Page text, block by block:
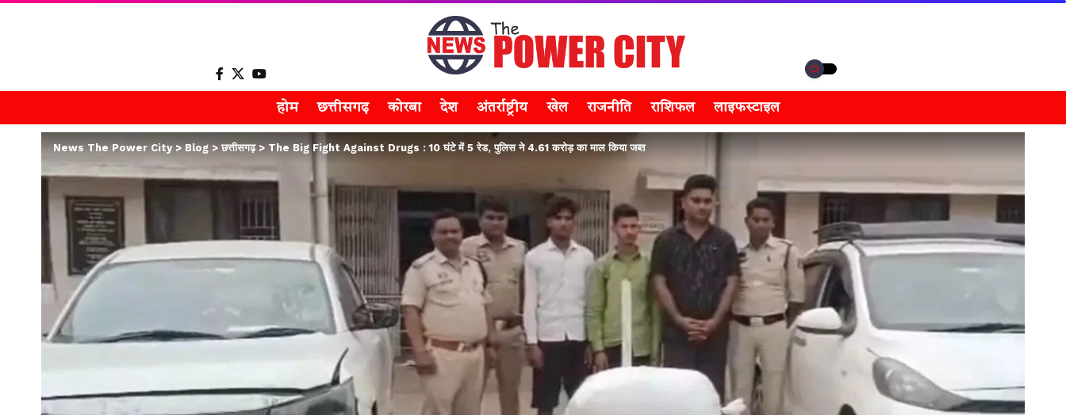
होम छत्तीसगढ़ कोरबा देश अंतर्राष्ट्रीय खेल राजनीति राशिफल लाइफस्टाइल
News The Power City> Blog > छत्तीसगढ़> The Big Fight Against Drugs : 10 घंटे में 5 रेड, पुलिस ने 4.61 करोड़ का माल किया जब्त